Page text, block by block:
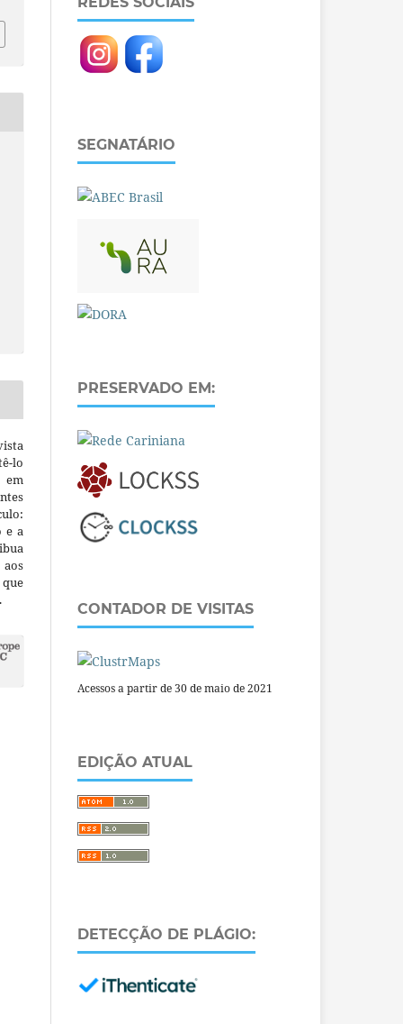
lo
em
e a
SEGNATÁRIO
PRESERVADO EM:
CONTADOR DE VISITAS
Acessos a partir de 30 de maio de 2021
EDIÇÃO ATUAL
DETECÇÃO DE PLÁGIO: